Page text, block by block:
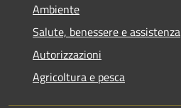
Ambiente
Salute, benessere e assistenza
Autorizzazioni
Agricoltura e pesca